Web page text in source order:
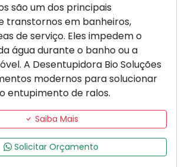
são um dos principais
transtornos em banheiros,
de serviço. Eles impedem o
água durante o banho ou a
A Desentupidora Bio Soluções
modernos para solucionar
entupimento de ralos.
Saiba Mais
Solicitar Orçamento